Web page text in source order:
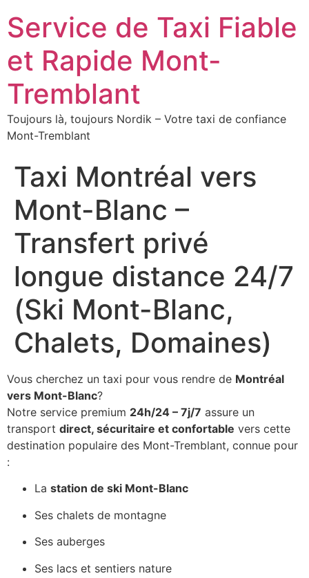
Service de Taxi Fiable
et Rapide Mont-
Tremblant
Toujours là, toujours Nordik – Votre taxi de confiance
Mont-Tremblant
Taxi Montréal vers
Mont-Blanc –
Transfert privé
longue distance 24/7
(Ski Mont-Blanc,
Chalets, Domaines)
Vous cherchez un taxi pour vous rendre de Montréal
vers Mont-Blanc?
Notre service premium 24h/24 – 7j/7 assure un
transport direct, sécuritaire et confortable vers cette
destination populaire des Mont-Tremblant, connue pour
:
La station de ski Mont-Blanc
Ses chalets de montagne
Ses auberges
Ses lacs et sentiers nature